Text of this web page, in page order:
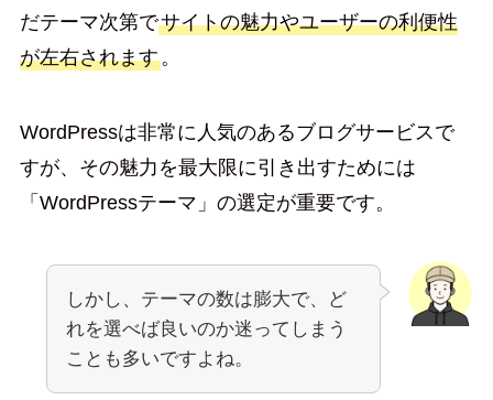
だテーマ次第でサイトの魅力やユーザーの利便性
が左右されます。
WordPressは非常に人気のあるブログサービスで
すが、その魅力を最大限に引き出すためには
「WordPressテーマ」の選定が重要です。
しかし、テーマの数は膨大で、ど
れを選べば良いのか迷ってしまう
ことも多いですよね。